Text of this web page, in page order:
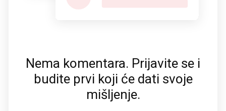
Nema komentara. Prijavite se i
budite prvi koji će dati svoje
mišljenje.